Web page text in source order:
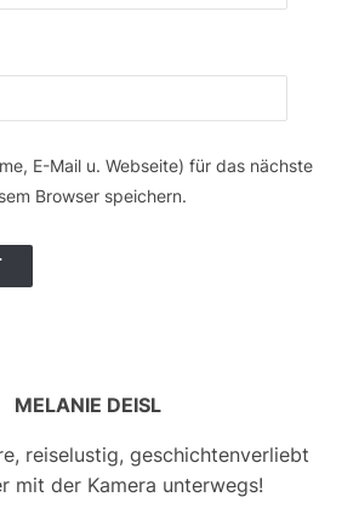
E-Mail u. Webseite) für das nächste
Browser speichern.
MELANIE DEISL
reiselustig, geschichtenverliebt
mit der Kamera unterwegs!